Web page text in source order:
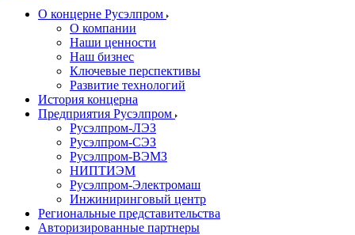
О концерне Русэлпром
О компании
Наши ценности
Наш бизнес
Ключевые перспективы
Развитие технологий
История концерна
Предприятия Русэлпром
Русэлпром-ЛЭЗ
Русэлпром-СЭЗ
Русэлпром-ВЭМЗ
НИПТИЭМ
Русэлпром-Электромаш
Инжиниринговый центр
Региональные представительства
Авторизированные партнеры